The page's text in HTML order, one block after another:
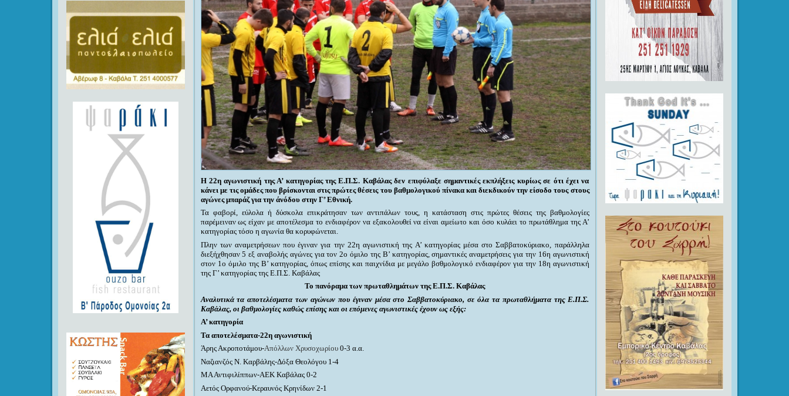
Η 22η αγωνιστική της Α’ κατηγορίας της Ε.Π.Σ. Καβάλας δεν επιφύλαξε σημαντικές εκπλήξεις κυρίως σε ότι έχει να
κάνει με τις ομάδες που βρίσκονται στις πρώτες θέσεις του βαθμολογικού πίνακα και διεκδικούν την είσοδο τους στους
αγώνες μπαράζ για την άνόδου στην Γ’ Εθνική.
Τα φαβορί, εύλολα ή δύσκολα επικράτησαν των αντιπάλων τους, η κατάσταση στις πρώτες θέσεις της βαθμολογίες
παρέμειναν ως είχαν με αποτέλεσμα το ενδιαφέρον να εξακολουθεί να είναι αμείωτο και όσο κυλάει το πρωτάθλημα της Α’
κατηγορίας τόσο η αγωνία θα κορυφώνεται.
Πλην των αναμετρήσεων που έγιναν για την 22η αγωνιστική της Α’ κατηγορίας μέσα στο Σαββατοκύριακο, παράλληλα
διεξήχθησαν 5 εξ αναβολής αγώνες για τον 2ο όμιλο της Β’ κατηγορίας, σημαντικές αναμετρήσειςγια την 16η αγωνιστική
στον 1ο όμιλο της Β’ κατηγορίας, όπως επίσης και παιχνίδια με μεγάλο βσθμολογικό ενδιαφέρον για την 18η αγωνιστική
της Γ’ κατηγορίας της Ε.Π.Σ. Καβάλας
Το πανόραμα των πρωταθλημάτων της Ε.Π.Σ. Καβάλας
Αναλυτικά τα αποτελέσματα των αγώνων που έγιναν μέσα στο Σαββατοκύριακο, σε όλα τα πρωταθλήματα της Ε.Π.Σ.
Καβάλας, οι βαθμολογίες καθώς επίσης και οι επόμενες αγωνιστικές έχουν ως εξής:
Α’ κατηγορία
Τα αποτελέσματα-22η αγωνιστική
Άρης Ακροποτάμου-Απόλλων Χρυσοχωρίου0-3 α.α.
Ναζιανζός Ν. Καρβάλης-Δόξα Θεολόγου 1-4
ΜΑ Αντιφιλίππων-ΑΕΚ Καβάλας 0-2
Αετός Ορφανού-Κεραυνός Κρηνίδων 2-1